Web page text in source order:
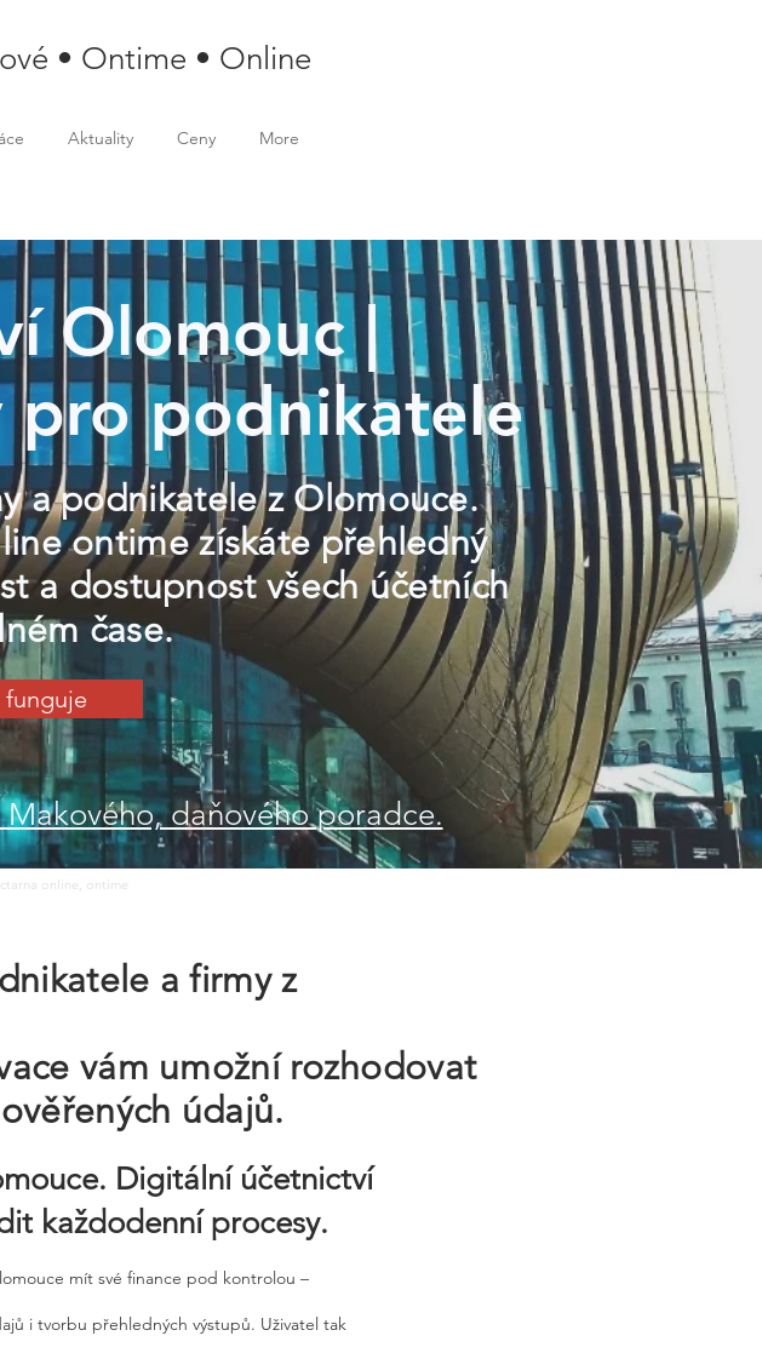
• Ontime • Online
Aktuality Ceny More
Olomouc |
pro podnikatele
a podnikatele z Olomouce.
ontime získáte přehledný
a dostupnost všech účetních
čase.
daňového poradce.
online, ontime
a firmy z
vám umožní rozhodovat
údajů.
Digitální účetnictví
každodenní procesy.
mít své finance pod kontrolou –
i tvorbu přehledných výstupů. Uživatel tak